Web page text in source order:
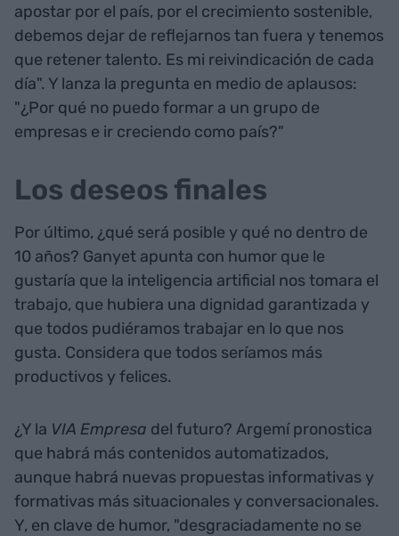
apostar por el país, por el crecimiento sostenible,
debemos dejar de reflejarnos tan fuera y tenemos
que retener talento. Es mi reivindicación de cada
día". Y lanza la pregunta en medio de aplausos:
"¿Por qué no puedo formar a un grupo de
empresas e ir creciendo como país?"
Los deseos finales
Por último, ¿qué será posible y qué no dentro de
10 años? Ganyet apunta con humor que le
gustaría que la inteligencia artificial nos tomara el
trabajo, que hubiera una dignidad garantizada y
que todos pudiéramos trabajar en lo que nos
gusta. Considera que todos seríamos más
productivos y felices.
¿Y la VIA Empresa del futuro? Argemí pronostica
que habrá más contenidos automatizados,
aunque habrá nuevas propuestas informativas y
formativas más situacionales y conversacionales.
Y, en clave de humor, "desgraciadamente no se